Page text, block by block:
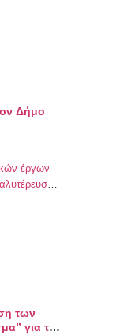
Δήμο
έργων
σε
[…]
των
για τα